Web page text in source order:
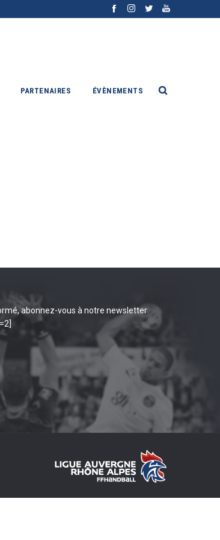
PARTENAIRES ÉVÈNEMENTS
abonnez-vous à notre newsletter